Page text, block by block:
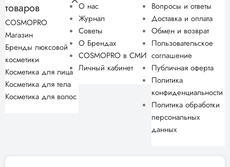
товаров
COSMOPRO
Магазин
Бренды люксовой
косметики
Косметика для лица
Косметика для тела
Косметика для волос
О нас
Журнал
Советы
О Брендах
COSMOPRO в СМИ
Личный кабинет
Вопросы и ответы
Доставка и оплата
Обмен и возврат
Пользовательское
соглашение
Публичная оферта
Политика
конфиденциальности
Политика обработки
персональных
данных